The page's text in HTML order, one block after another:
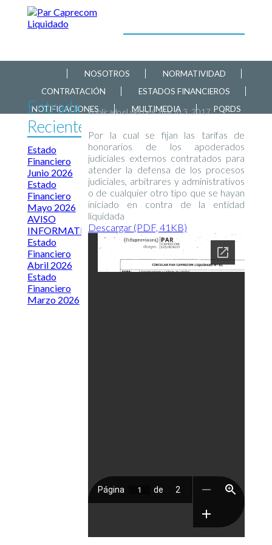
NOSOTROS
NORMATIVIDAD
CONTRATACIÓN
ESTADOS FINANCIEROS
NOTIFICACIONES
MULTIMEDIA PQRDS
Entradas
Recientes
Estado
Financiero
Junio 2026
Estado
Financiero
Mayo 2026
AVISO
INFORMATIVO
Estado
Financiero
Abril 2026
Estado
Financiero
Marzo 2026
Circular 001 de 2017
Publicado el viernes, marzo 3, 2017
Por la cual se fijan las tarifas de
honorarios de los apoderados
judiciales externos contratados para
atender la defensa de los procesos
judiciales, arbitrares y administrativos
o de cualquier otro tipo que se hayan
iniciado en contra de la entidad
liquidada
Descargar (PDF, 41KB)